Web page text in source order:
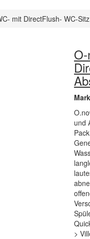
mit DirectFlush- WC-
und
>